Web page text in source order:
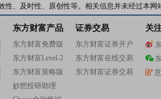
性、及时性、原创性等。相关信息并未经过本网
东方财富产品
东方财富免费版
东方财富Level-2
东方财富策略版
妙想投研助理
证券交易
东方财富证券开户
东方财富在线交易
东方财富证券交易
关